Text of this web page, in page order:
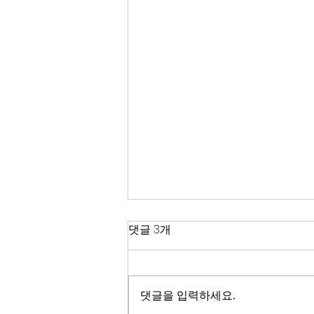
한국 경제
2026년이 밝았다. KOSPI는 4,400
동안 8.71% 올랐다. 1999년 이후
댓글 3개
댓글을 입력하세요.